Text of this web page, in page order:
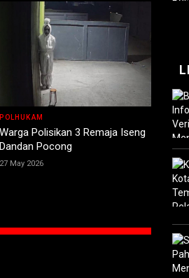
POLHUKAM
Warga Polisikan 3 Remaja Iseng
Dandan Pocong
27 May 2026